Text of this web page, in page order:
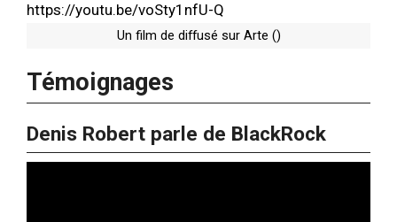
https://youtu.be/voSty1nfU-Q
Un film de diffusé sur Arte ()
Témoignages
Denis Robert parle de BlackRock